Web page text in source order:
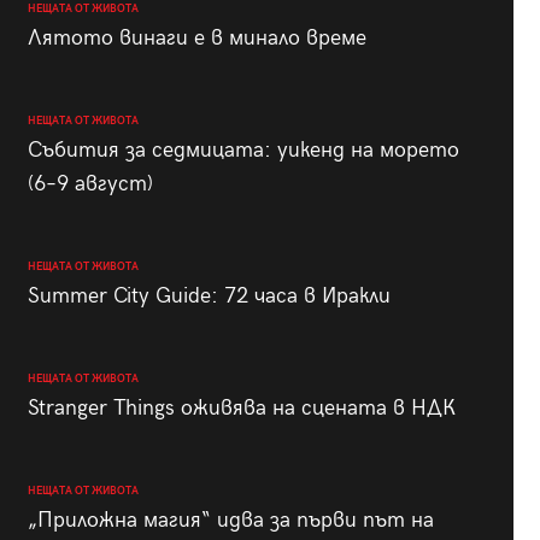
НЕЩАТА ОТ ЖИВОТА
Лятото винаги е в минало време
НЕЩАТА ОТ ЖИВОТА
Събития за седмицата: уикенд на морето
(6–9 август)
НЕЩАТА ОТ ЖИВОТА
Summer City Guide: 72 часа в Иракли
НЕЩАТА ОТ ЖИВОТА
Stranger Things оживява на сцената в НДК
НЕЩАТА ОТ ЖИВОТА
„Приложна магия“ идва за първи път на